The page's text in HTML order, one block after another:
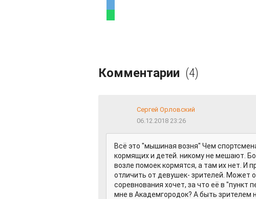
Комментарии (4)
Сергей Орловский
06.12.2018 23:26
Всё это "мышиная возня" Чем
кормящих и детей. никому не мешают.
возле помоек кормятся, а там их нет. И
отличить от девушек- зрителей. Может
соревнования хочет, за что её в "пункт
мне в Академгородок? А быть зрителем